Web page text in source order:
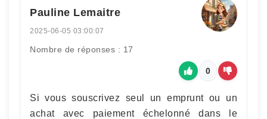
Pauline Lemaitre
2025-06-05 03:00:07
Nombre de réponses : 17
0
Si vous souscrivez seul un emprunt ou un
achat avec paiement échelonné dans le